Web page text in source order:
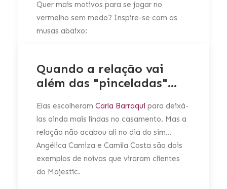
Quer mais motivos para se jogar no
vermelho sem medo? Inspire-se com as
musas abaixo:
Quando a relação vai
além das "pinceladas"...
Elas escolheram Carla Barraqui para deixá-
las ainda mais lindas no casamento. Mas a
relação não acabou ali no dia do sim...
Angélica Camiza e Camila Costa são dois
exemplos de noivas que viraram clientes
do Majestic.